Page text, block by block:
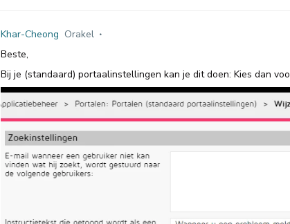
Khar-Cheong Orakel
Beste,
Bij je (standaard) portaalinstellingen kan je dit doen: Kies dan